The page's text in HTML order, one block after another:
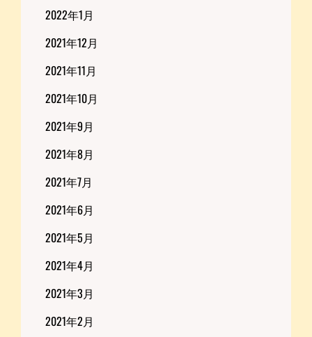
2022年1月
2021年12月
2021年11月
2021年10月
2021年9月
2021年8月
2021年7月
2021年6月
2021年5月
2021年4月
2021年3月
2021年2月